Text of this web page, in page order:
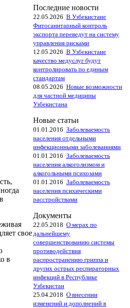
свое
в
Последние новости
22.05.2026 В Узбекистане
Фитосанитарный контроль
экспорта переведут на систему
управления рисками
12.05.2026 В Узбекистане
качество медуслуг будут
контролировать по единым
стандартам
08.05.2026 Новые возможности
для частной медицины
Узбекистана
Новые статьи
01.01.2016 Заболеваемость
населения отдельными
инфекционными заболеваниями
01.01.2016 Заболеваемость
населения алкоголизмом и
алкогольными психозами
01.01.2016 Заболеваемость
населения психическими
расстройствами
Документы
22.05.2018 О мерах по
дальнейшему
совершенствованию системы
противодействия
распространению гриппа и
других острых респираторных
инфекций в Республике
Узбекистан
25.04.2018 О внесении
изменений и дополнений в